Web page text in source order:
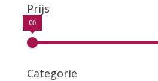
Prijs
€0
Categorie